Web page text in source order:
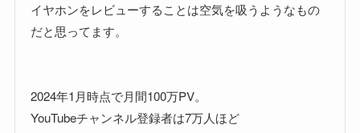
イヤホンをレビューすることは空気を吸うようなもの
だと思ってます。
2024年1月時点で月間100万PV。
YouTubeチャンネル登録者は7万人ほど